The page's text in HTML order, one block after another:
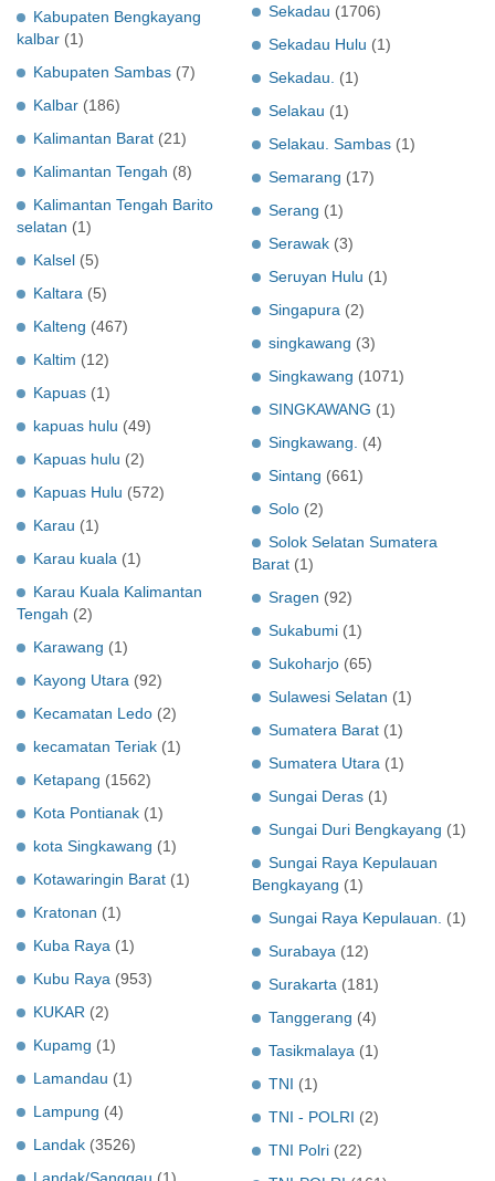
Kabupaten Bengkayang
kalbar (1)
Kabupaten Sambas (7)
Kalbar (186)
Kalimantan Barat (21)
Kalimantan Tengah (8)
Kalimantan Tengah Barito
selatan (1)
Kalsel (5)
Kaltara (5)
Kalteng (467)
Kaltim (12)
Kapuas (1)
kapuas hulu (49)
Kapuas hulu (2)
Kapuas Hulu (572)
Karau (1)
Karau kuala (1)
Karau Kuala Kalimantan
Tengah (2)
Karawang (1)
Kayong Utara (92)
Kecamatan Ledo (2)
kecamatan Teriak (1)
Ketapang (1562)
Kota Pontianak (1)
kota Singkawang (1)
Kotawaringin Barat (1)
Kratonan (1)
Kuba Raya (1)
Kubu Raya (953)
KUKAR (2)
Kupamg (1)
Lamandau (1)
Lampung (4)
Landak (3526)
Landak/Sanggau (1)
Sekadau (1706)
Sekadau Hulu (1)
Sekadau.
(1)
Selakau (1)
Selakau. Sambas (1)
Semarang (17)
Serang (1)
Serawak (3)
Seruyan Hulu (1)
Singapura (2)
singkawang (3)
Singkawang (1071)
SINGKAWANG (1)
Singkawang.
(4)
Sintang (661)
Solo (2)
Solok Selatan Sumatera
Barat (1)
Sragen (92)
Sukabumi (1)
Sukoharjo (65)
Sulawesi Selatan (1)
Sumatera Barat (1)
Sumatera Utara (1)
Sungai Deras (1)
Sungai Duri Bengkayang (1)
Sungai Raya Kepulauan
Bengkayang (1)
Sungai Raya Kepulauan.
(1)
Surabaya (12)
Surakarta (181)
Tanggerang (4)
Tasikmalaya (1)
TNI (1)
TNI - POLRI (2)
TNI Polri (22)